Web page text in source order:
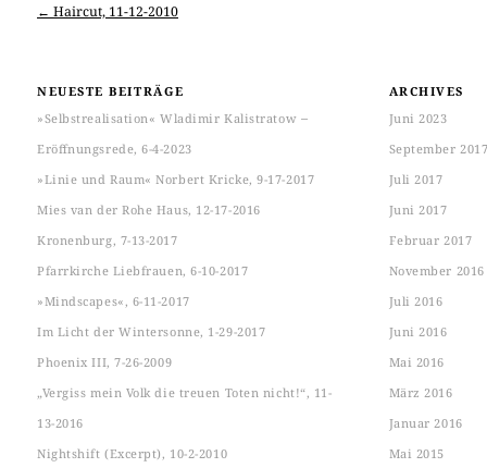
Post navigation
← Haircut, 11-12-2010
NEUESTE BEITRÄGE
»Selbstrealisation« Wladimir Kalistratow ‒
Eröffnungsrede, 6-4-2023
»Linie und Raum« Norbert Kricke, 9-17-2017
Mies van der Rohe Haus, 12-17-2016
Kronenburg, 7-13-2017
Pfarrkirche Liebfrauen, 6-10-2017
»Mindscapes«, 6-11-2017
Im Licht der Wintersonne, 1-29-2017
Phoenix III, 7-26-2009
„Vergiss mein Volk die treuen Toten nicht!“, 11-
13-2016
Nightshift (Excerpt), 10-2-2010
ARCHIVES
Juni 2023
September
Juli 2017
Juni 2017
Februar 2017
November 2016
Juli 2016
Juni 2016
Mai 2016
März 2016
Januar 2016
Mai 2015